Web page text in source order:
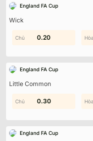
England FA Cup
Wick
1.00
0.20
England FA Cup
Little Common
1.20
0.30
England FA Cup